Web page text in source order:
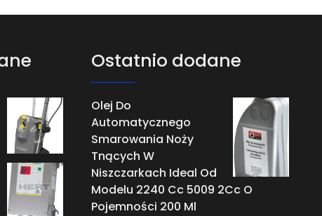
Ostatnio dodane
Olej Do
Automatycznego
Smarowania Noży
Tnących W
Niszczarkach Ideal Od
Modelu 2240 Cc 5009 2Cc O
Pojemności 200 Ml